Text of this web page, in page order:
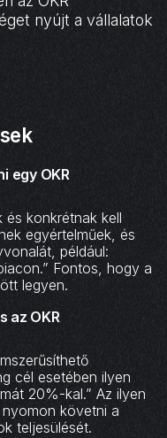
nyújt a vállalatok
egy OKR
és konkrétnak kell
egyértelműek, és
például:
Fontos, hogy a
legyen.
az OKR
cél esetében ilyen
20%-kal.” Az ilyen
követni a
teljesülését.